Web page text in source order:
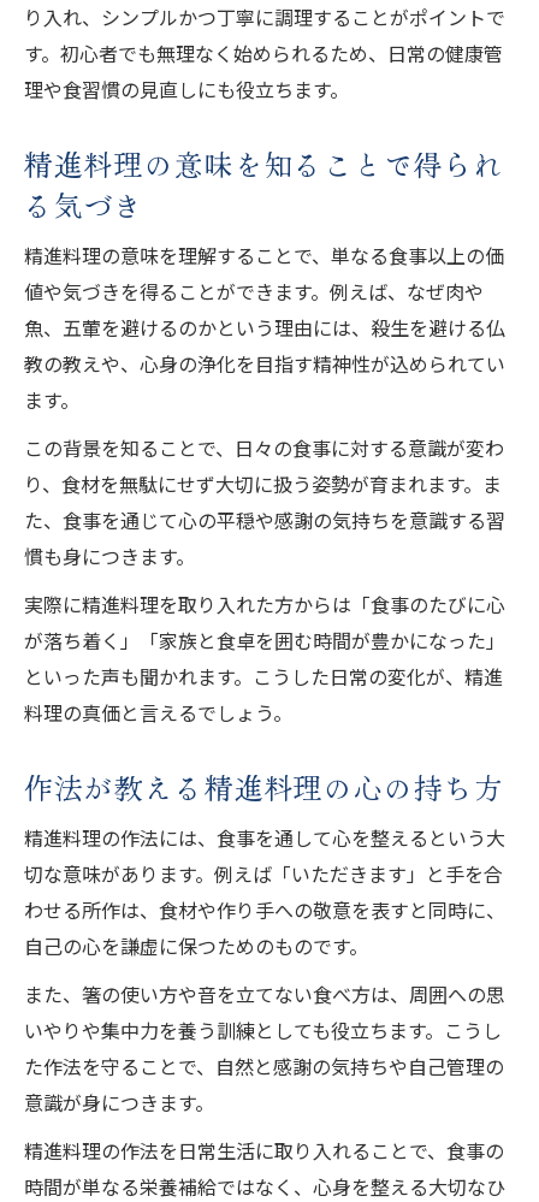
り入れ、シンプルかつ丁寧に調理することがポイントで
す。初心者でも無理なく始められるため、日常の健康管
理や食習慣の見直しにも役立ちます。
精進料理の意味を知ることで得られ
る気づき
精進料理の意味を理解することで、単なる食事以上の価
値や気づきを得ることができます。例えば、なぜ肉や
魚、五葷を避けるのかという理由には、殺生を避ける仏
教の教えや、心身の浄化を目指す精神性が込められてい
ます。
この背景を知ることで、日々の食事に対する意識が変わ
り、食材を無駄にせず大切に扱う姿勢が育まれます。ま
た、食事を通じて心の平穏や感謝の気持ちを意識する習
慣も身につきます。
実際に精進料理を取り入れた方からは「食事のたびに心
が落ち着く」「家族と食卓を囲む時間が豊かになった」
といった声も聞かれます。こうした日常の変化が、精進
料理の真価と言えるでしょう。
作法が教える精進料理の心の持ち方
精進料理の作法には、食事を通して心を整えるという大
切な意味があります。例えば「いただきます」と手を合
わせる所作は、食材や作り手への敬意を表すと同時に、
自己の心を謙虚に保つためのものです。
また、箸の使い方や音を立てない食べ方は、周囲への思
いやりや集中力を養う訓練としても役立ちます。こうし
た作法を守ることで、自然と感謝の気持ちや自己管理の
意識が身につきます。
精進料理の作法を日常生活に取り入れることで、食事の
時間が単なる栄養補給ではなく、心身を整える大切なひ